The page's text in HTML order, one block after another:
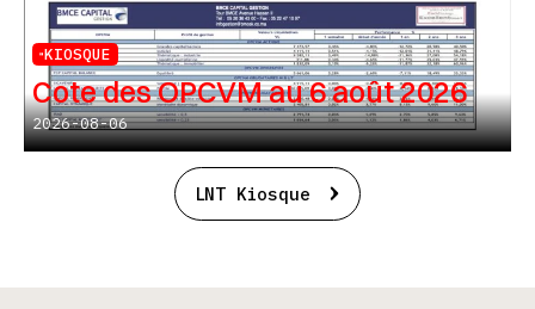
KIOSQUE
Cote des OPCVM au 6 août 2026
2026-08-06
LNT Kiosque